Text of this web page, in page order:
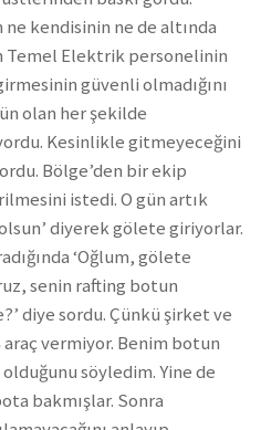
ne kendisinin ne de altında
Temel Elektrik personelinin
güvenli olmadığını
olan her şekilde
Kesinlikle gitmeyeceğini
Bölge’den bir ekip
istedi. O gün artık
diyerek gölete giriyorlar.
‘Oğlum, gölete
senin rafting botun
diye sordu. Çünkü şirket ve
araç vermiyor. Benim botun
söyledim. Yine de
bakmışlar. Sonra